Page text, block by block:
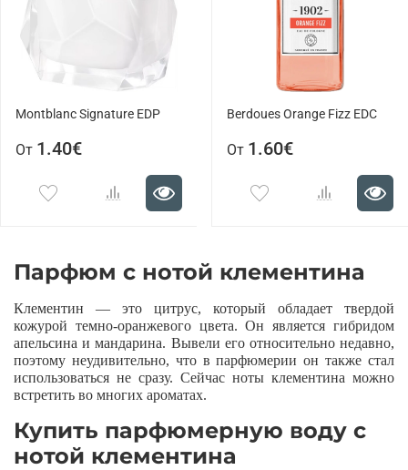
Montblanc Signature EDP
От 1.40€
Berdoues Orange Fizz EDC
От 1.60€
Парфюм с нотой клементина
Клементин — это цитрус, который обладает твердой
кожурой темно-оранжевого цвета. Он является гибридом
апельсина и мандарина. Вывели его относительно недавно,
поэтому неудивительно, что в парфюмерии он также стал
использоваться не сразу. Сейчас ноты клементина можно
встретить во многих ароматах.
Купить парфюмерную воду с
нотой клементина